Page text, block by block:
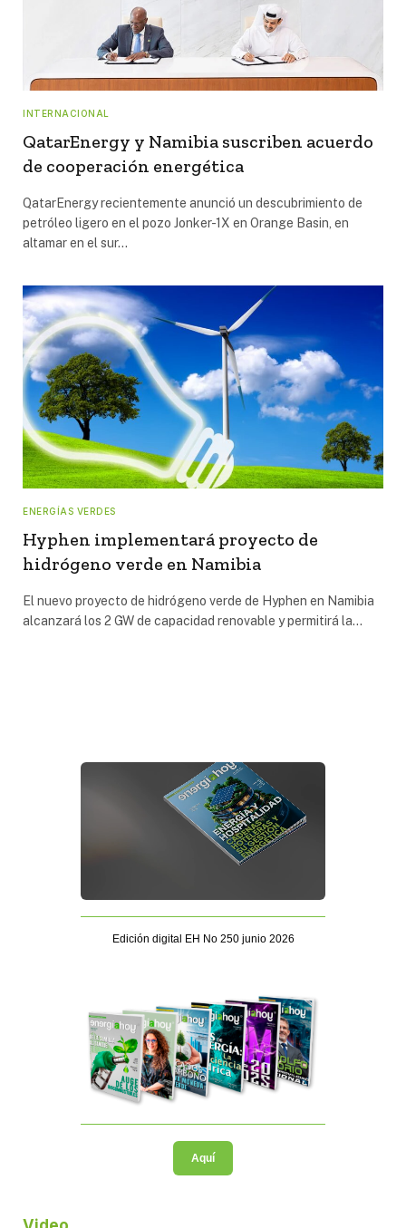
INTERNACIONAL
QatarEnergy y Namibia suscriben acuerdo
de cooperación energética
QatarEnergy recientemente anunció un descubrimiento de
petróleo ligero en el pozo Jonker-1X en Orange Basin, en
altamar en el sur…
ENERGÍAS VERDES
Hyphen implementará proyecto de
hidrógeno verde en Namibia
El nuevo proyecto de hidrógeno verde de Hyphen en Namibia
alcanzará los 2 GW de capacidad renovable y permitirá la…
Edición digital EH No 250 junio 2026
Aquí